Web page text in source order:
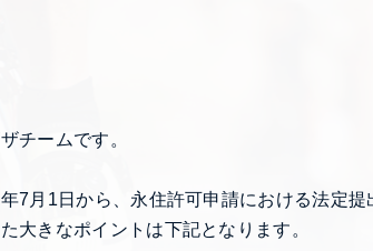
チームです。
7月1日から、永住許可申請における法定提
大きなポイントは下記となります。